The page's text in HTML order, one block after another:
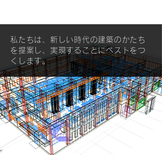
私たちは、新しい時代の建築のかたち
を提案し、実現することにベストをつ
くします。